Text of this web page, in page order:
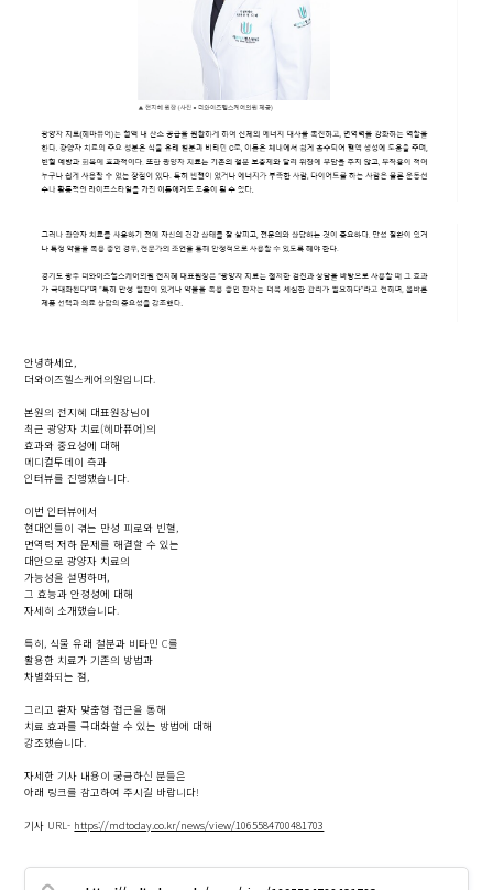
안녕하세요,
더와이즈헬스케어의원입니다.
본원의 전지혜 대표원장님이
최근 광양자 치료(헤마퓨어)의
효과와 중요성에 대해
메디컬투데이 측과
인터뷰를 진행했습니다.
이번 인터뷰에서
현대인들이 겪는 만성 피로와 빈혈,
면역력 저하 문제를 해결할 수 있는
대안으로 광양자 치료의
가능성을 설명하며,
그 효능과 안정성에 대해
자세히 소개했습니다.
특히, 식물 유래 철분과 비타민 C를
활용한 치료가 기존의 방법과
차별화되는 점,
그리고 환자 맞춤형 접근을 통해
치료 효과를 극대화할 수 있는 방법에 대해
강조했습니다.
자세한 기사 내용이 궁금하신 분들은
아래 링크를 참고하여 주시길 바랍니다!
기사 URL- https://mdtoday.co.kr/news/view/1065584700481703